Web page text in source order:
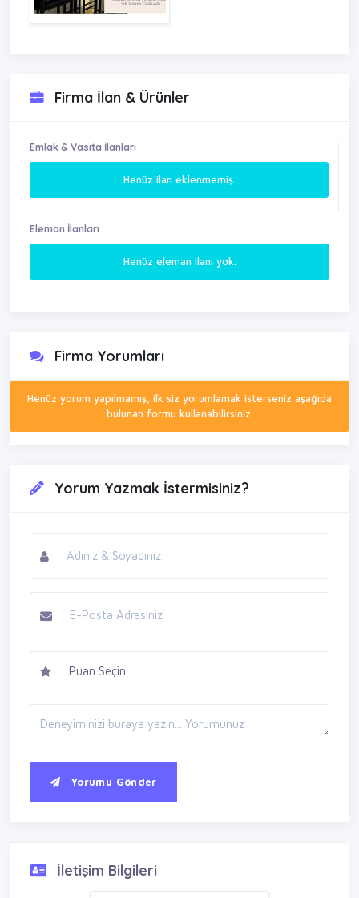
Firma İlan & Ürünler
Emlak & Vasıta İlanları
Henüz ilan eklenmemiş.
Eleman İlanları
Henüz eleman ilanı yok.
Firma Yorumları
Henüz yorum yapılmamış, ilk siz yorumlamak isterseniz aşağıda
bulunan formu kullanabilirsiniz.
Yorum Yazmak İstermisiniz?
Yorumu Gönder
İletişim Bilgileri